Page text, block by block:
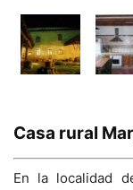
Casa rural
En la localidad